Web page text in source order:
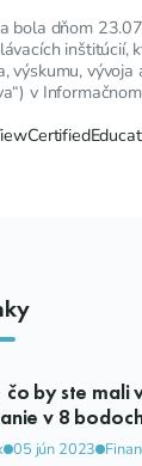
bola dňom
inštitúcií,
výskumu,
v
by ste mali
v 8
05 jún 2023